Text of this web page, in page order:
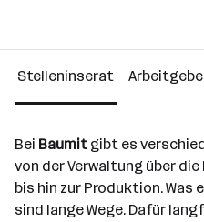
Über das Unternehmen
501+ Mitarbeiter*innen
Stelleninserat
Bei Baumit gibt es
von der Verwaltung über
bis hin zur Produktion. Was
sind lange Wege. Dafür